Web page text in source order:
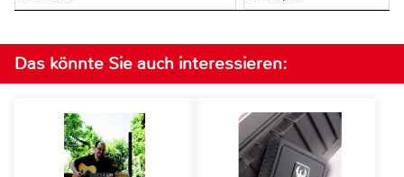
Das könnte Sie auch interessieren: